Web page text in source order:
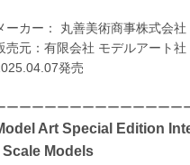
ーカー： 丸善美術商事株式会社
売元：有限会社 モデルアート社
発売
ーーーーーーーーーーーーーー
Art Special Edition
Scale Models